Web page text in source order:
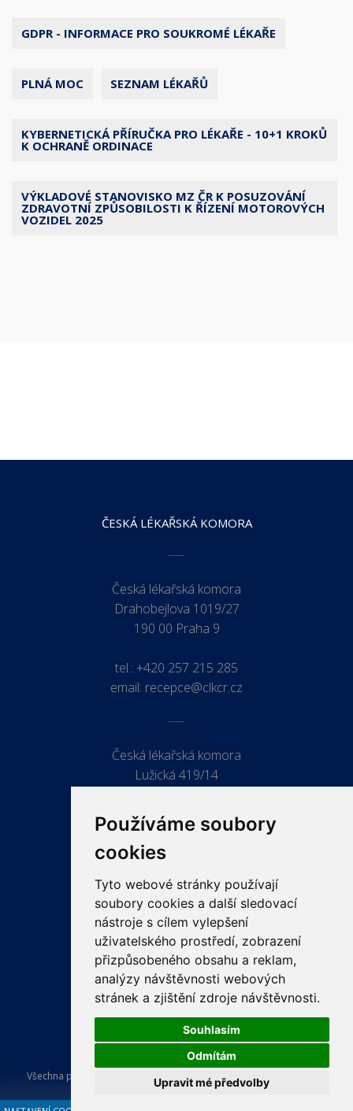
Používáme soubory
cookies
Tyto webové stránky používají
soubory cookies a další sledovací
nástroje s cílem vylepšení
uživatelského prostředí, zobrazení
přizpůsobeného obsahu a reklam,
analýzy návštěvnosti webových
stránek a zjištění zdroje návštěvnosti.
Souhlasím
Odmítám
Upravit mé předvolby
GDPR - INFORMACE PRO SOUKROMÉ LÉKAŘE
PLNÁ MOC SEZNAM LÉKAŘŮ
KYBERNETICKÁ PŘÍRUČKA PRO LÉKAŘE - 10+1 KROKŮ
K OCHRANĚ ORDINACE
VÝKLADOVÉ STANOVISKO MZ ČR K POSUZOVÁNÍ
ZDRAVOTNÍ ZPŮSOBILOSTI K ŘÍZENÍ MOTOROVÝCH
VOZIDEL 2025
ČESKÁ LÉKAŘSKÁ KOMORA
Česká lékařská komora
Drahobejlova 1019/27
190 00 Praha 9
tel.: +420 257 215 285
email: recepce@clkcr.cz
Česká lékařská komora
Lužická 419/14
ODKAZY
PRO LÉKAŘE
PRO VEŘEJNOST
VZDĚLÁVÁNÍ
Všechna práva vyhrazena Česká lékařská komora. Tvorba a provoz
ISSA CZECH s.r.o..